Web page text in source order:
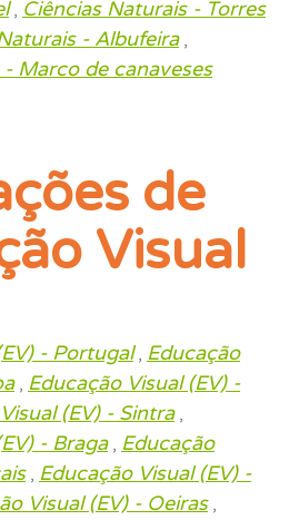
, Ciências Naturais - Torres
- Albufeira,
Marco de canaveses
de
Visual
- Portugal, Educação
, Educação Visual (EV) -
(EV) - Sintra,
- Braga, Educação
, Educação Visual (EV) -
Visual (EV) - Oeiras,